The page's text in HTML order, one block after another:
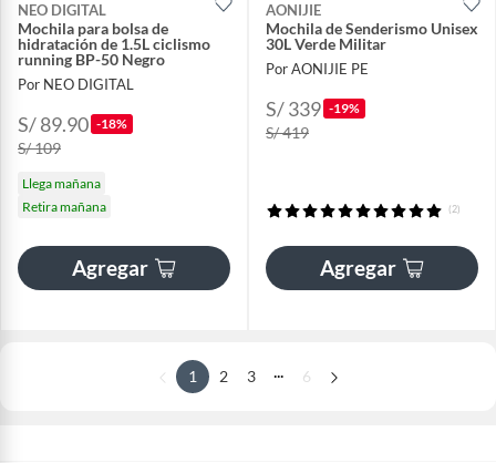
NEO DIGITAL
Mochila para bolsa de
hidratación de 1.5L ciclismo
running BP-50 Negro
Por NEO DIGITAL
S/ 89.90 -18%
S/ 109
Llega mañana
Retira mañana
Agregar
AONIJIE
Mochila de Senderismo Unisex
30L Verde Militar
Por AONIJIE PE
S/ 339 -19%
S/ 419
(2)
Agregar
1 2 3 ... 6